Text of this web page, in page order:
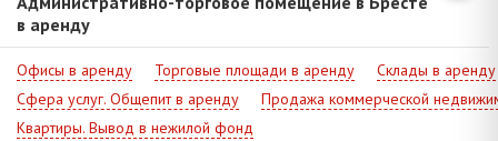
в аренду
Офисы в аренду Торговые площади в аренду
Склады в аренду
Сфера услуг. Общепит в аренду
Продажа коммерческой
Квартиры. Вывод в нежилой фонд